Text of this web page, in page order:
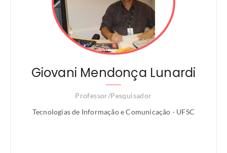
Giovani Mendonça Lunardi
Professor/Pesquisador
Tecnologias de Informação e Comunicação - UFSC